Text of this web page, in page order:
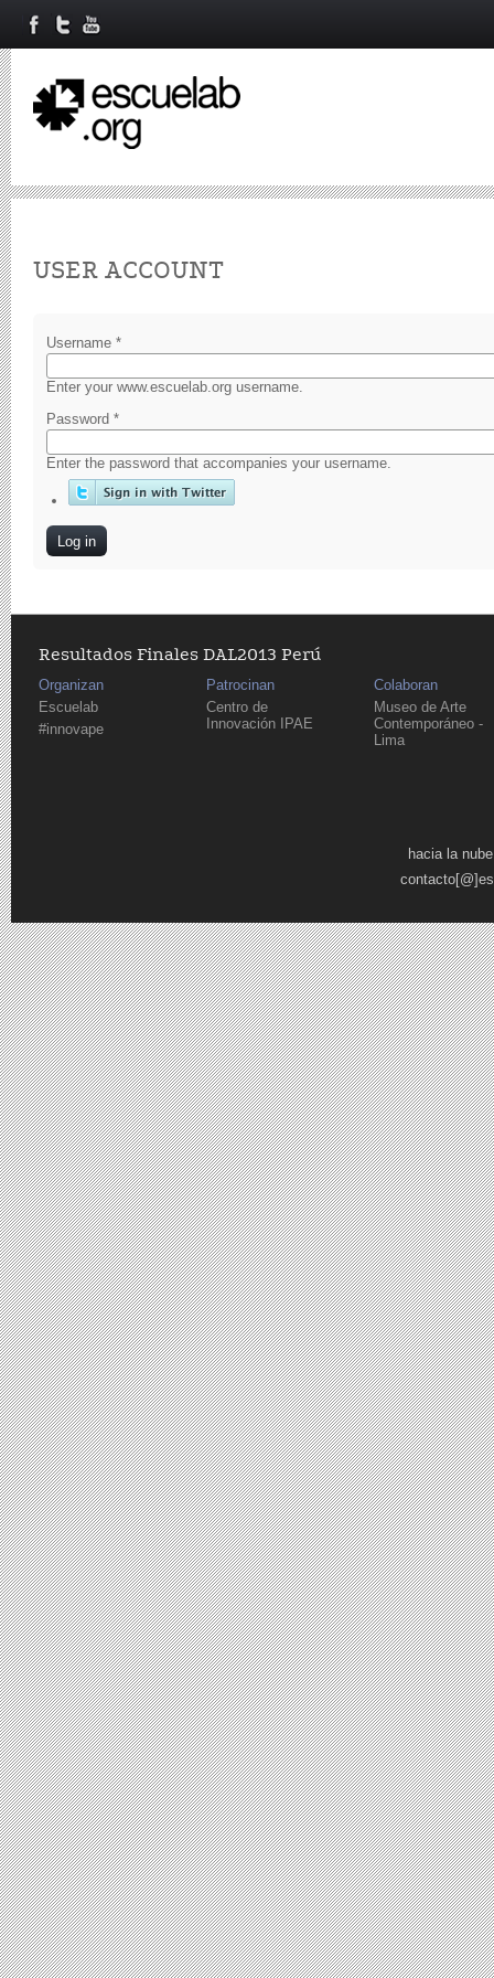
USER ACCOUNT
Username *
Enter your www.escuelab.org username.
Password *
Enter the password that accompanies your username.
Resultados Finales DAL2013 Perú
Organizan
Escuelab
#innovape
Patrocinan
Centro de
Innovación IPAE
Colaboran
Museo de Arte
Contemporáneo -
Lima
hacia la